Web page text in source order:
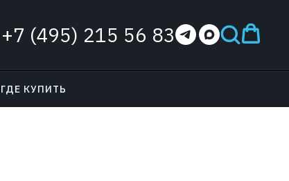
+7 (495) 215 56 83
ГДЕ КУПИТЬ